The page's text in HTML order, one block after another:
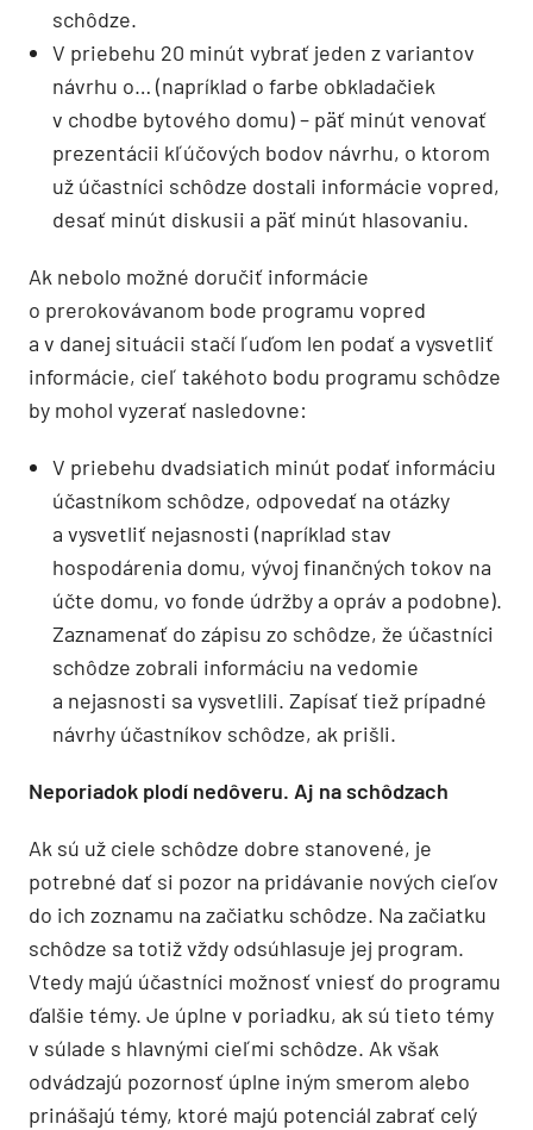
schôdze.
V priebehu 20 minút vybrať jeden z variantov
návrhu o… (napríklad o farbe obkladačiek
v chodbe bytového domu) – päť minút venovať
prezentácii kľúčových bodov návrhu, o ktorom
už účastníci schôdze dostali informácie vopred,
desať minút diskusii a päť minút hlasovaniu.
Ak nebolo možné doručiť informácie
o prerokovávanom bode programu vopred
a v danej situácii stačí ľuďom len podať a vysvetliť
informácie, cieľ takéhoto bodu programu schôdze
by mohol vyzerať nasledovne:
V priebehu dvadsiatich minút podať informáciu
účastníkom schôdze, odpovedať na otázky
a vysvetliť nejasnosti (napríklad stav
hospodárenia domu, vývoj finančných tokov na
účte domu, vo fonde údržby a opráv a podobne).
Zaznamenať do zápisu zo schôdze, že účastníci
schôdze zobrali informáciu na vedomie
a nejasnosti sa vysvetlili. Zapísať tiež prípadné
návrhy účastníkov schôdze, ak prišli.
Neporiadok plodí nedôveru. Aj na schôdzach
Ak sú už ciele schôdze dobre stanovené, je
potrebné dať si pozor na pridávanie nových cieľov
do ich zoznamu na začiatku schôdze. Na začiatku
schôdze sa totiž vždy odsúhlasuje jej program.
Vtedy majú účastníci možnosť vniesť do programu
ďalšie témy. Je úplne v poriadku, ak sú tieto témy
v súlade s hlavnými cieľmi schôdze. Ak však
odvádzajú pozornosť úplne iným smerom alebo
prinášajú témy, ktoré majú potenciál zabrať celý